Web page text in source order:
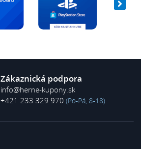
Zákaznická podpora
info@herne-kupony.sk
+421 233 329 970 (Po-Pá, 8-18)